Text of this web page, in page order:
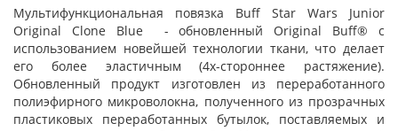
Мультифункциональная повязка Buff Star Wars Junior
Original Clone Blue - обновленный Original Buff® с
использованием новейшей технологии ткани, что делает
его более эластичным (4х-стороннее растяжение).
Обновленный продукт изготовлен из переработанного
полиэфирного микроволокна, полученного из прозрачных
пластиковых переработанных бутылок, поставляемых и